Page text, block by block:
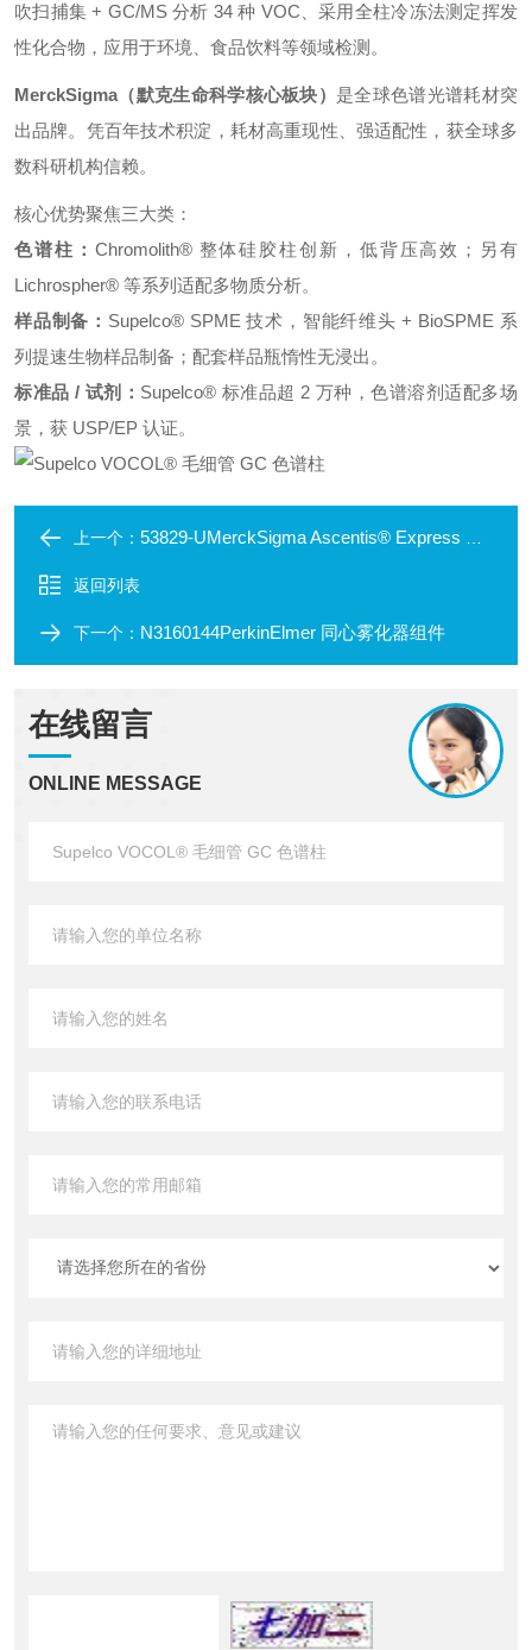
吹扫捕集 + GC/MS 分析 34 种 VOC、采用全柱冷冻法测定挥发
性化合物，应用于环境、食品饮料等领域检测。
MerckSigma（默克生命科学核心板块） 是全球色谱光谱耗材突
出品牌。 凭百年技术积淀，耗材高重现性、强适配性，获全球多
数科研机构信赖。
核心优势聚焦三大类：
色谱柱： Chromolith® 整体硅胶柱创新，低背压高效；另有
Lichrospher® 等系列适配多物质分析。
样品制备： Supelco® SPME 技术，智能纤维头 + BioSPME 系
列提速生物样品制备；配套样品瓶惰性无浸出。
标准品 / 试剂： Supelco® 标准品超 2 万种，色谱溶剂适配多场
景，获 USP/EP 认证。
上一个： 53829-UMerckSigma Ascentis® Express C18 色谱柱
返回列表
下一个： N3160144PerkinElmer 同心雾化器组件
在线留言
ONLINE MESSAGE